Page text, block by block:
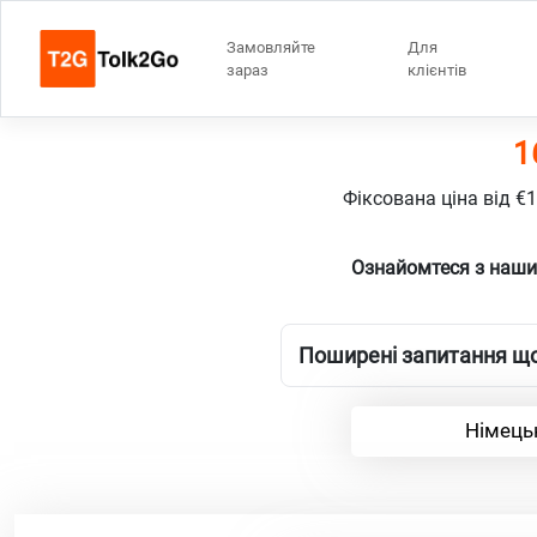
Замовляйте
зараз
Для
клієнтів
Фіксована ціна від
Ознайомтеся з
Поширені запитання